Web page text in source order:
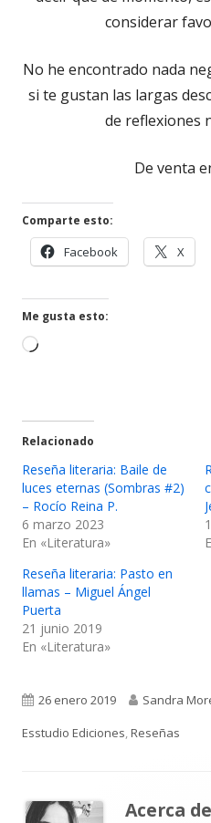
considerar
No he encontrado nada
si te gustan las largas
de reflexiones
De venta
Comparte esto:
Facebook
en
X
en
Me gusta esto:
Cargando...
Relacionado
Reseña literaria: Baile de
luces eternas (Sombras #2)
– Rocío Reina P.
6 marzo 2023
En «Literatura»
Reseña literaria: Pasto en
llamas – Miguel Ángel
Puerta
21 junio 2019
En «Literatura»
Publicado
el
26 enero 2019 Autor
Sandra
Esstudio Ediciones,Reseñas
Acerca de